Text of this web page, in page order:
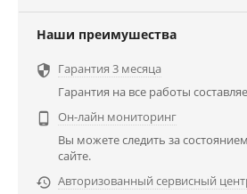
Наши преимушества
 Гарантия 3 месяца
Гарантия на все работы

Он-лайн мониторинг
Вы можете следить за
сайте.
 Авторизованный сервисный